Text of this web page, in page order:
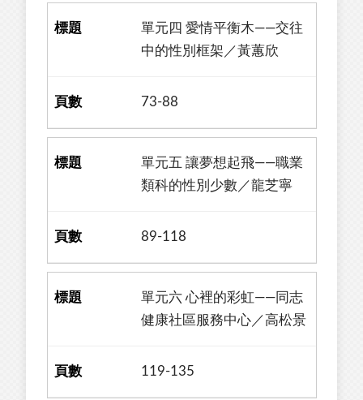
單元四 愛情平衡木——交往
中的性別框架／黃蕙欣
73-88
單元五 讓夢想起飛——職業
類科的性別少數／龍芝寧
89-118
單元六 心裡的彩虹——同志
健康社區服務中心／高松景
119-135